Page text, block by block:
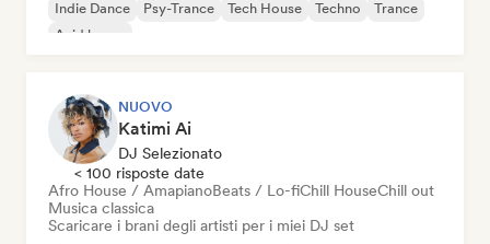
Indie Dance
Psy-Trance Tech House Techno
Trance
Acid house
NUOVO
Katimi Ai
DJ Selezionato
< 100 risposte date
Afro House / AmapianoBeats / Lo-fiChill HouseChill out
Musica classica
Scaricare i brani degli artisti per i miei DJ set